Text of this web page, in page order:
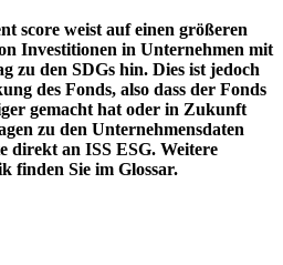
score weist auf einen größeren
Investitionen in Unternehmen mit
zu den SDGs hin. Dies ist jedoch
des Fonds, also dass der Fonds
gemacht hat oder in Zukunft
zu den Unternehmensdaten
direkt an ISS ESG. Weitere
finden Sie im Glossar.